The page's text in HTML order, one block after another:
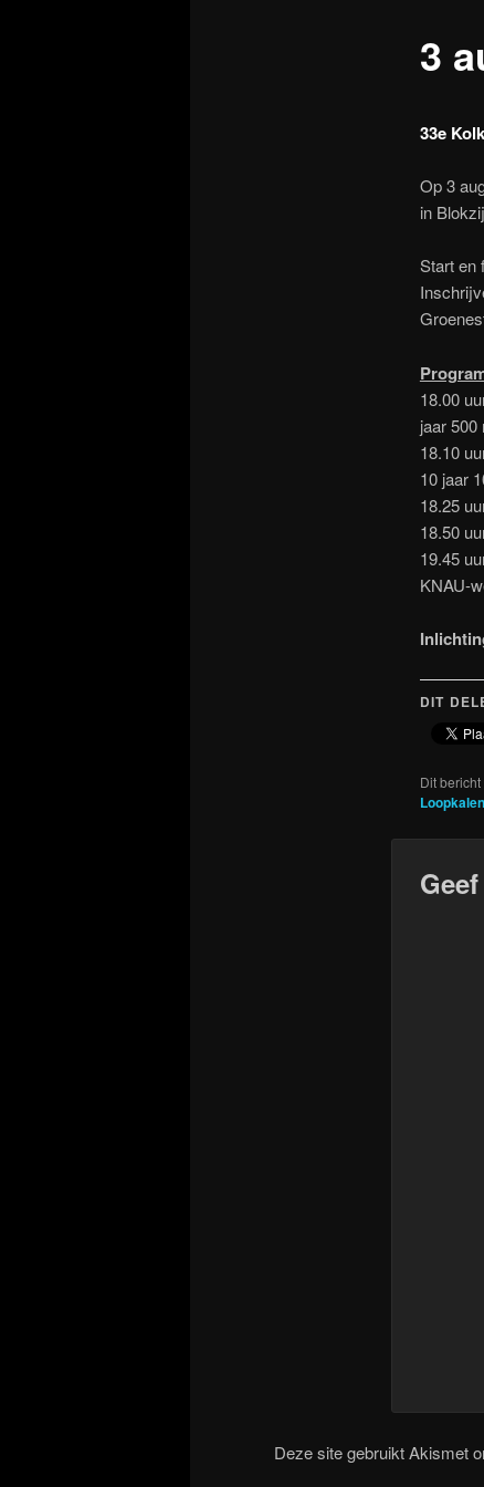
3
33e
Op 3
in
Start en
18.00
jaar 500
18.10
10 jaar
18.25
18.50
19.45
KNAU-
DIT
Dit
Deze site gebruikt Akismet